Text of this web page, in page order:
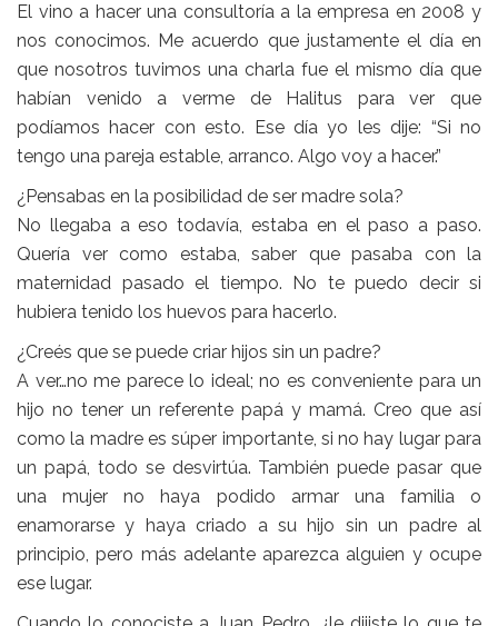
El vino a hacer una consultoría a la empresa en 2008 y
nos conocimos. Me acuerdo que justamente el día en
que nosotros tuvimos una charla fue el mismo día que
habían venido a verme de Halitus para ver que
podíamos hacer con esto. Ese día yo les dije: “Si no
tengo una pareja estable, arranco. Algo voy a hacer.”
¿Pensabas en la posibilidad de ser madre sola?
No llegaba a eso todavía, estaba en el paso a paso.
Quería ver como estaba, saber que pasaba con la
maternidad pasado el tiempo. No te puedo decir si
hubiera tenido los huevos para hacerlo.
¿Creés que se puede criar hijos sin un padre?
A ver…no me parece lo ideal; no es conveniente para un
hijo no tener un referente papá y mamá. Creo que así
como la madre es súper importante, si no hay lugar para
un papá, todo se desvirtúa. También puede pasar que
una mujer no haya podido armar una familia o
enamorarse y haya criado a su hijo sin un padre al
principio, pero más adelante aparezca alguien y ocupe
ese lugar.